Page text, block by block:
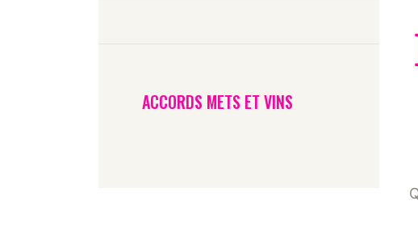
ACCORDS METS ET VINS